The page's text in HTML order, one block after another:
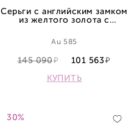
Серьги с английским замком
из желтого золота с
Au 585
145 090
101 563
КУПИТЬ
30%